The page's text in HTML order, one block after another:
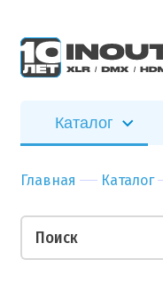
Каталог
Главная Каталог
свяжется с
вами в
Ваши пожелания